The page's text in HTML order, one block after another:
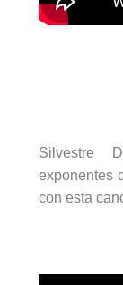
Silvestre
exponentes
con esta